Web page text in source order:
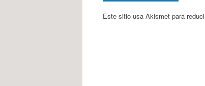
Este sitio usa Akismet para